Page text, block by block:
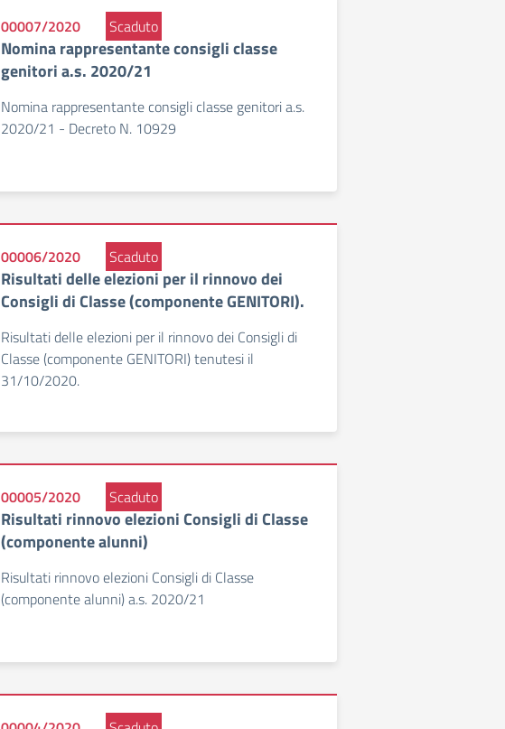
00007/2020 Scaduto
Nomina rappresentante consigli classe
genitori a.s. 2020/21
Nomina rappresentante consigli classe genitori a.s.
2020/21 - Decreto N. 10929
00006/2020 Scaduto
Risultati delle elezioni per il rinnovo dei
Consigli di Classe (componente GENITORI).
Risultati delle elezioni per il rinnovo dei Consigli di
Classe (componente GENITORI) tenutesi il
31/10/2020.
00005/2020 Scaduto
Risultati rinnovo elezioni Consigli di Classe
(componente alunni)
Risultati rinnovo elezioni Consigli di Classe
(componente alunni) a.s. 2020/21